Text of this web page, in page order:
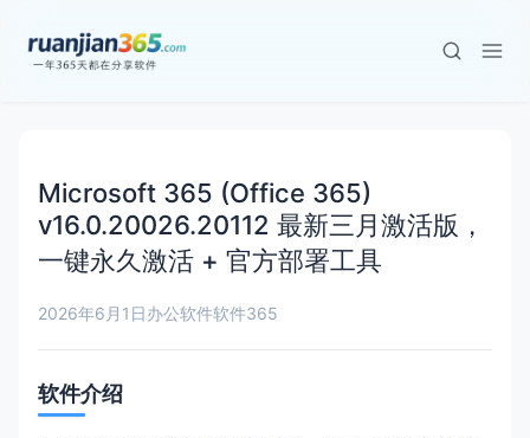
Microsoft 365 (Office 365)
v16.0.20026.20112 最新三月激活版，
一键永久激活 + 官方部署工具
2026年6月1日办公软件软件365
软件介绍